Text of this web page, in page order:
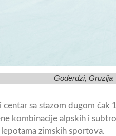
Goderdzi, Gruzija
centar sa stazom dugom
kombinacije alpskih i
zimskih sportova.